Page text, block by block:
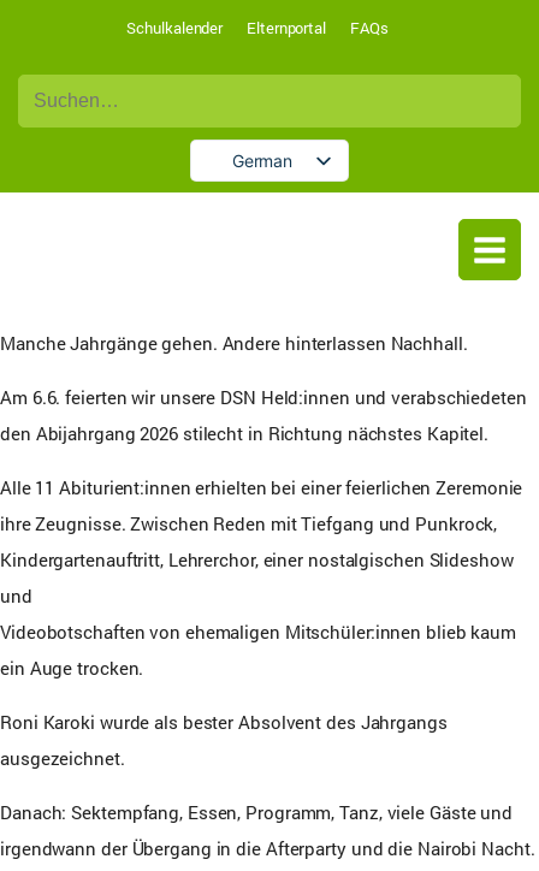
Schulkalender Elternportal FAQs
Suche
nach:
German
Manche Jahrgänge gehen. Andere hinterlassen Nachhall.
Am 6.6. feierten wir unsere DSN Held:innen und verabschiedeten
den Abijahrgang 2026 stilecht in Richtung nächstes Kapitel.
Alle 11 Abiturient:innen erhielten bei einer feierlichen Zeremonie
ihre Zeugnisse. Zwischen Reden mit Tiefgang und Punkrock,
Kindergartenauftritt, Lehrerchor, einer nostalgischen Slideshow
und
Videobotschaften von ehemaligen Mitschüler:innen blieb kaum
ein Auge trocken.
Roni Karoki wurde als bester Absolvent des Jahrgangs
ausgezeichnet.
Danach: Sektempfang, Essen, Programm, Tanz, viele Gäste und
irgendwann der Übergang in die Afterparty und die Nairobi Nacht.